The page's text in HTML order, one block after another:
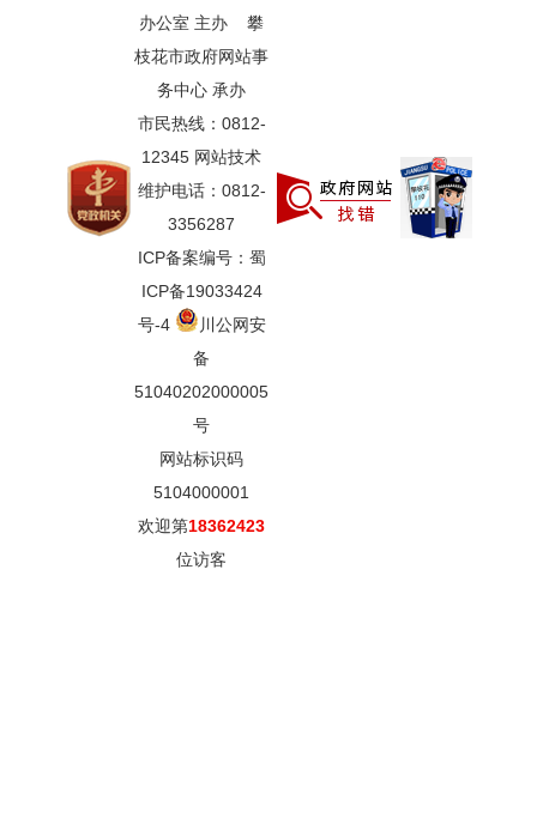
办公室 主办 攀
枝花市政府网站事
务中心 承办
市民热线：0812-
12345 网站技术
维护电话：0812-
3356287
ICP备案编号：蜀
ICP备19033424
号-4
川公网安
备
51040202000005
号
网站标识码
5104000001
欢迎第18362423
位访客